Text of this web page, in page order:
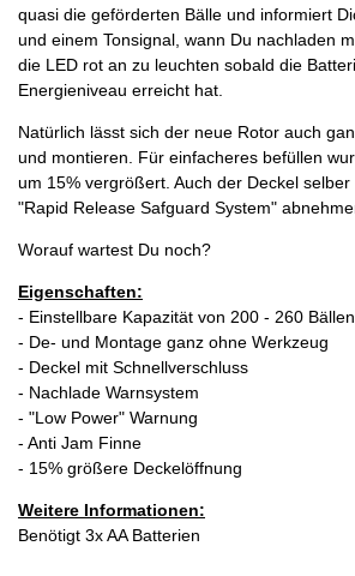
quasi die geförderten Bälle und informiert
und einem Tonsignal, wann Du nachladen
die LED rot an zu leuchten sobald die
Energieniveau erreicht hat.
Natürlich lässt sich der neue Rotor auch
und montieren. Für einfacheres befüllen
um 15% vergrößert. Auch der Deckel
"Rapid Release Safguard System"
Worauf wartest Du noch?
Eigenschaften:
- Einstellbare Kapazität von 200 - 260 Bällen
- De- und Montage ganz ohne Werkzeug
- Deckel mit Schnellverschluss
- Nachlade Warnsystem
- "Low Power" Warnung
- Anti Jam Finne
- 15% größere Deckelöffnung
Weitere Informationen:
Benötigt 3x AA Batterien